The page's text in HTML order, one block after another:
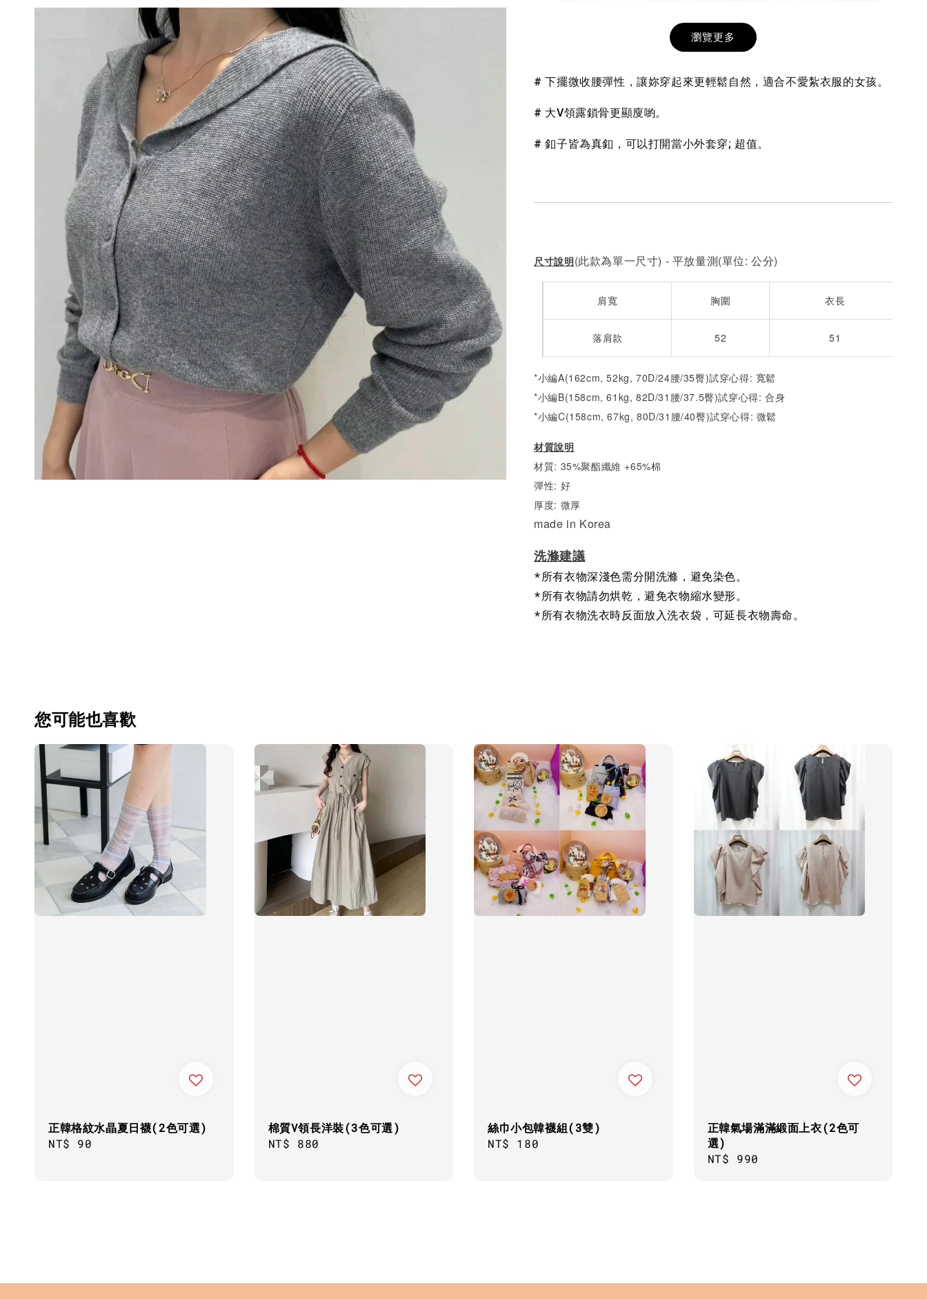
NT$ 190
NT$ 450
- +
希望相隨雙面T
NT$ 190
- +NT$ 190
-
瀏覽更多
# 下擺微收腰彈性，讓妳穿起來更輕鬆自然，適合不愛紮衣服的女孩。
# 大V領露鎖骨更顯廋喲。
# 釦子皆為真釦，可以打開當小外套穿; 超值。
尺寸說明(此款為單一尺寸) - 平放量測(單位: 公分)
肩寬 胸圍 衣長
落肩款 52 51
*小編A(162cm, 52kg, 70D/24腰/35臀)試穿心得: 寬鬆
*小編B(158cm, 61kg, 82D/31腰/37.5臀)試穿心得: 合身
*小編C(158cm, 67kg, 80D/31腰/40臀)試穿心得: 微鬆
材質說明
材質: 35%聚酯纖維 +65%棉
彈性: 好
厚度: 微厚
made in Korea
洗滌建議
*所有衣物深淺色需分開洗滌，避免染色。
*所有衣物請勿烘乾，避免衣物縮水變形。
*所有衣物洗衣時反面放入洗衣袋，可延長衣物壽命。
您可能也喜歡
正韓格紋水晶夏日襪(2色可選)
Regular
NT$ 90
棉質V領長洋裝(3色可選)
Regular
NT$ 880
絲巾小包韓襪組(3雙)
Regular
NT$ 180
正韓氣場滿滿緞面上衣(2色可
選)
Regular
NT$ 990